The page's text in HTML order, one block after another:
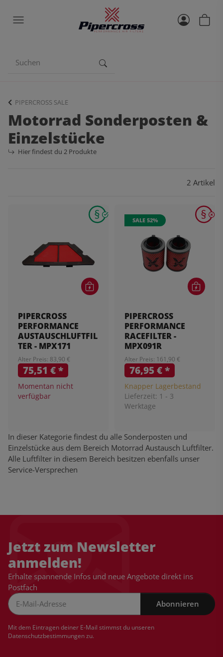
PIPERCROSS SALE
Motorrad Sonderposten &
Einzelstücke
Hier findest du 2 Produkte
2 Artikel
PIPERCROSS
PERFORMANCE
AUSTAUSCHLUFTFIL
TER - MPX171
Alter Preis: 83,90 €
75,51 €*
Momentan nicht
verfügbar
SALE 52%
PIPERCROSS
PERFORMANCE
RACEFILTER -
MPX091R
Alter Preis: 161,90 €
76,95 €*
Knapper Lagerbestand
Lieferzeit: 1 - 3
Werktage
In dieser Kategorie findest du alle Sonderposten und
Einzelstücke aus dem Bereich Motorrad Austausch Luftfilter.
Alle Luftfilter in diesem Bereich besitzen ebenfalls unser
Service-Versprechen
Jetzt zum Newsletter
anmelden!
Erhalte spannende Infos und neue Angebote direkt ins
Postfach
Abonnieren
Mit dem Eintragen deiner E-Mail stimmst du unseren
Datenschutzbestimmungenzu.